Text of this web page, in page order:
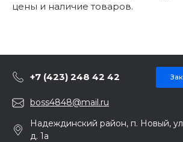
цены и наличие товаров.
+7 (423) 248 42 42
boss4848@mail.ru
Надеждинский район, п. Новый,
д. 1а